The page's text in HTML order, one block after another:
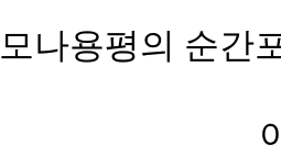
모나용평의 순간